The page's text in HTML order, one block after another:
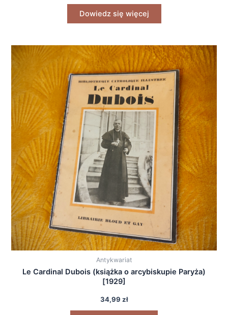
Dowiedz się więcej
Antykwariat
Le Cardinal Dubois (książka o arcybiskupie Paryża)
[1929]
34,99 zł